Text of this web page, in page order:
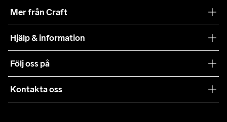
Mer från Craft
Teamwear
Hållbarhet
Samarbeten
Hjälp & information
Våra köpvillkor
Retur
Följ oss på
Kontakta oss